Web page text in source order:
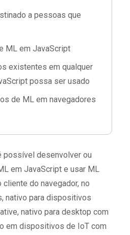
a pessoas que
ML em JavaScript
existentes em qualquer
possa ser usado
de ML em navegadores
possível desenvolver ou
em JavaScript e usar ML
do navegador, no
nativo para dispositivos
nativo para desktop com
em dispositivos de IoT com